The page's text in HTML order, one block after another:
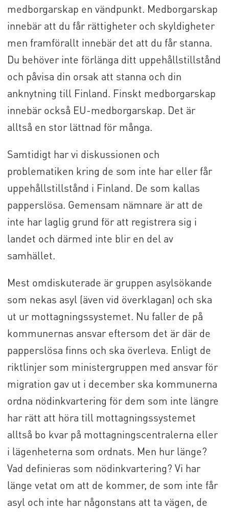
medborgarskap en vändpunkt. Medborgarskap
innebär att du får rättigheter och skyldigheter
men framförallt innebär det att du får stanna.
Du behöver inte förlänga ditt uppehållstillstånd
och påvisa din orsak att stanna och din
anknytning till Finland. Finskt medborgarskap
innebär också EU-medborgarskap. Det är
alltså en stor lättnad för många.
Samtidigt har vi diskussionen och
problematiken kring de som inte har eller får
uppehållstillstånd i Finland. De som kallas
papperslösa. Gemensam nämnare är att de
inte har laglig grund för att registrera sig i
landet och därmed inte blir en del av
samhället.
Mest omdiskuterade är gruppen asylsökande
som nekas asyl (även vid överklagan) och ska
ut ur mottagningssystemet. Nu faller de på
kommunernas ansvar eftersom det är där de
papperslösa finns och ska överleva. Enligt de
riktlinjer som ministergruppen med ansvar för
migration gav ut i december ska kommunerna
ordna nödinkvartering för dem som inte längre
har rätt att höra till mottagningssystemet
alltså bo kvar på mottagningscentralerna eller
i lägenheterna som ordnats. Men hur länge?
Vad definieras som nödinkvartering? Vi har
länge vetat om att de kommer, de som inte får
asyl och inte har någonstans att ta vägen, de